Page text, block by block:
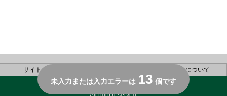
未入力または入力エラーは 13 個です
サイトのご利用について 個人情報の取り扱いについて
Copyright(C) SUMITOMO FORESTRY CO.,LTD.